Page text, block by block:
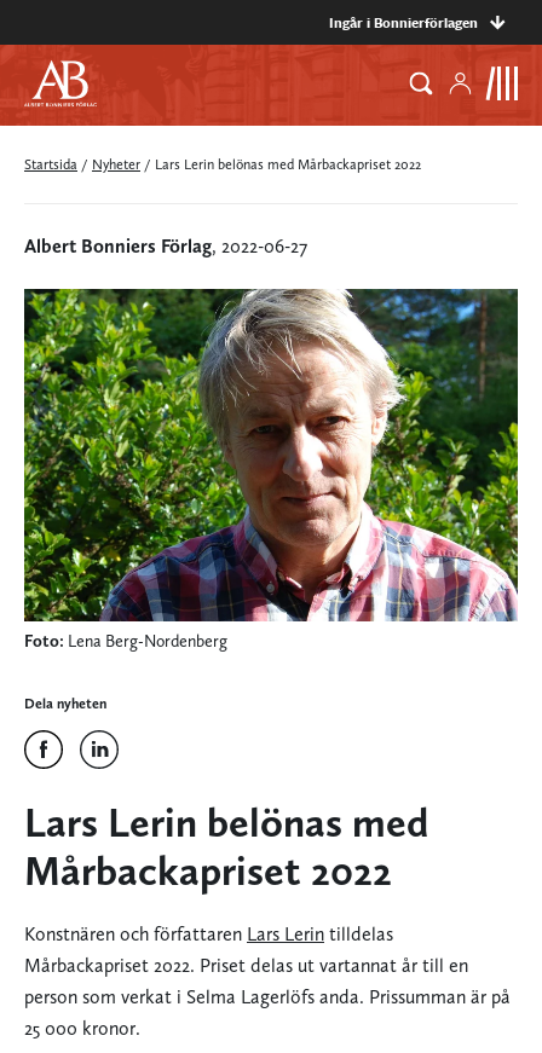
Ingår i Bonnierförlagen
Startsida / Nyheter / Lars Lerin belönas med Mårbackapriset 2022
Albert Bonniers Förlag, 2022-06-27
Foto: Lena Berg-Nordenberg
Dela nyheten
Lars Lerin belönas med
Mårbackapriset 2022
Konstnären och författaren Lars Lerin tilldelas
Mårbackapriset 2022. Priset delas ut vartannat år till en
person som verkat i Selma Lagerlöfs anda. Prissumman är på
25 000 kronor.